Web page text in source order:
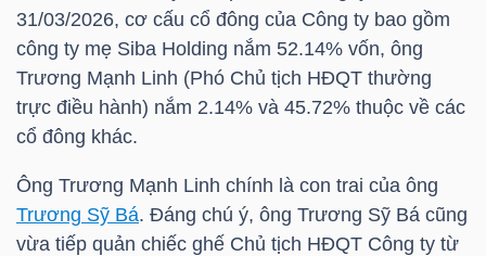
31/03/2026, cơ cấu cổ đông của Công ty bao gồm
công ty mẹ Siba Holding nắm 52.14% vốn, ông
Trương Mạnh Linh (Phó Chủ tịch HĐQT thường
trực điều hành) nắm 2.14% và 45.72% thuộc về các
cổ đông khác.
Ông Trương Mạnh Linh chính là con trai của ông
Trương Sỹ Bá. Đáng chú ý, ông Trương Sỹ Bá cũng
vừa tiếp quản chiếc ghế Chủ tịch HĐQT Công ty từ
VĨ
MÔ
NGÀNH